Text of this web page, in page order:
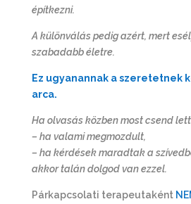
építkezni.
A különválás pedig azért, mert
szabadabb életre.
Ez ugyanannak a szeretetnek
arca.
Ha olvasás közben most csend
– ha valami megmozdult,
– ha kérdések maradtak a
akkor talán dolgod van ezzel.
Párkapcsolati terapeutaként